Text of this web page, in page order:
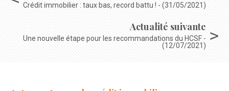
Crédit immobilier : taux bas, record battu ! - (31/05/2021)
Actualité suivante
Une nouvelle étape pour les recommandations du HCSF -
(12/07/2021)